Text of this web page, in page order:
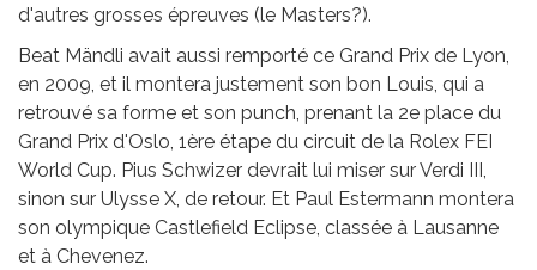
d'autres grosses épreuves (le Masters?).
Beat Mändli avait aussi remporté ce Grand Prix de Lyon,
en 2009, et il montera justement son bon Louis, qui a
retrouvé sa forme et son punch, prenant la 2e place du
Grand Prix d'Oslo, 1ère étape du circuit de la Rolex FEI
World Cup. Pius Schwizer devrait lui miser sur Verdi III,
sinon sur Ulysse X, de retour. Et Paul Estermann montera
son olympique Castlefield Eclipse, classée à Lausanne
et à Chevenez.